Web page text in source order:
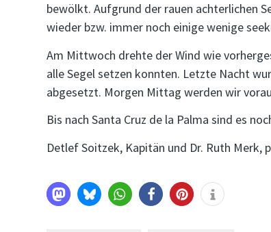
bewölkt. Aufgrund der rauen achterlichen
wieder bzw. immer noch einige wenige
Am Mittwoch drehte der Wind wie
alle Segel setzen konnten. Letzte Nacht
abgesetzt. Morgen Mittag werden wir
Bis nach Santa Cruz de la Palma sind es
Detlef Soitzek, Kapitän und Dr. Ruth Merk,